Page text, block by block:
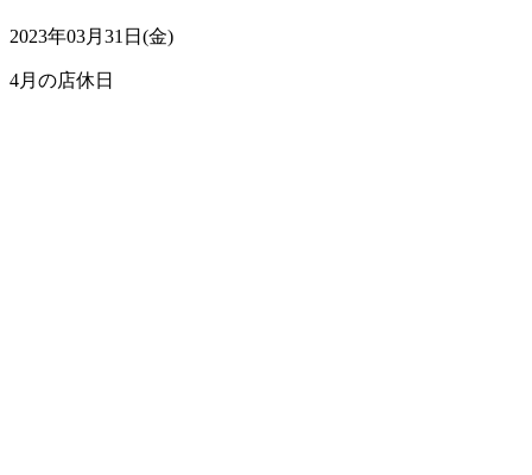
2023年03月31日(金)
4月の店休日